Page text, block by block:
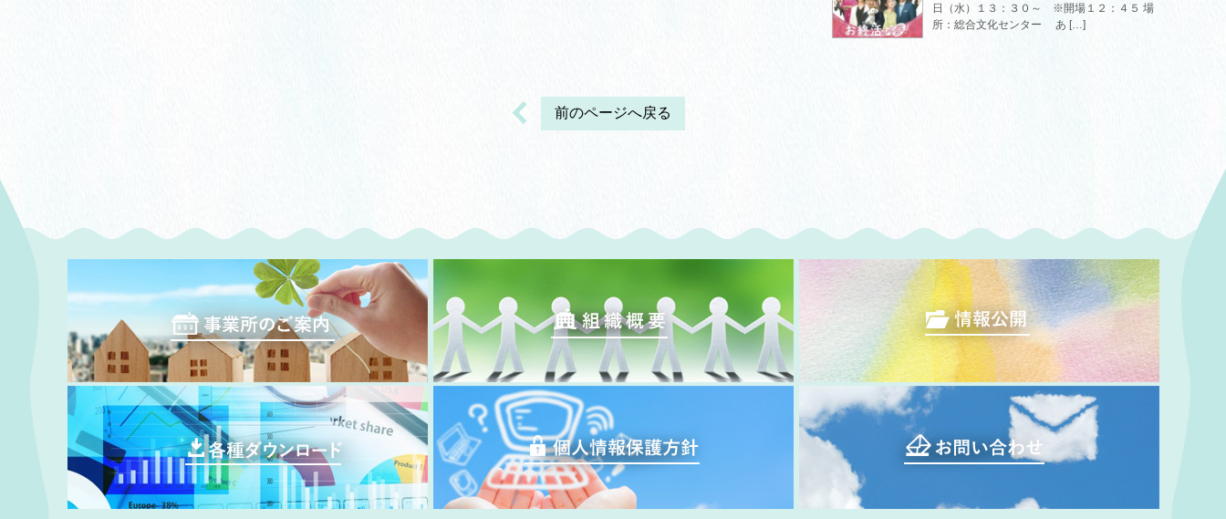
日（水）１３：３０～ ※開場１２：４５ 場
所：総合文化センター あ […]
前のページへ戻る